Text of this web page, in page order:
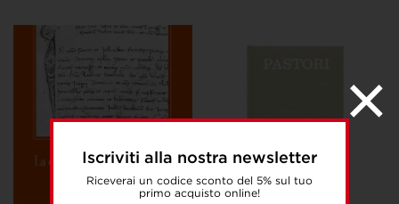
Iscriviti alla nostra newsletter
Riceverai un codice sconto del 5% sul tuo
primo acquisto online!